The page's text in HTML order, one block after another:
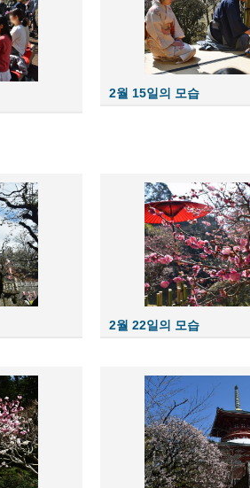
2월 15일의 모습
2월 22일의 모습